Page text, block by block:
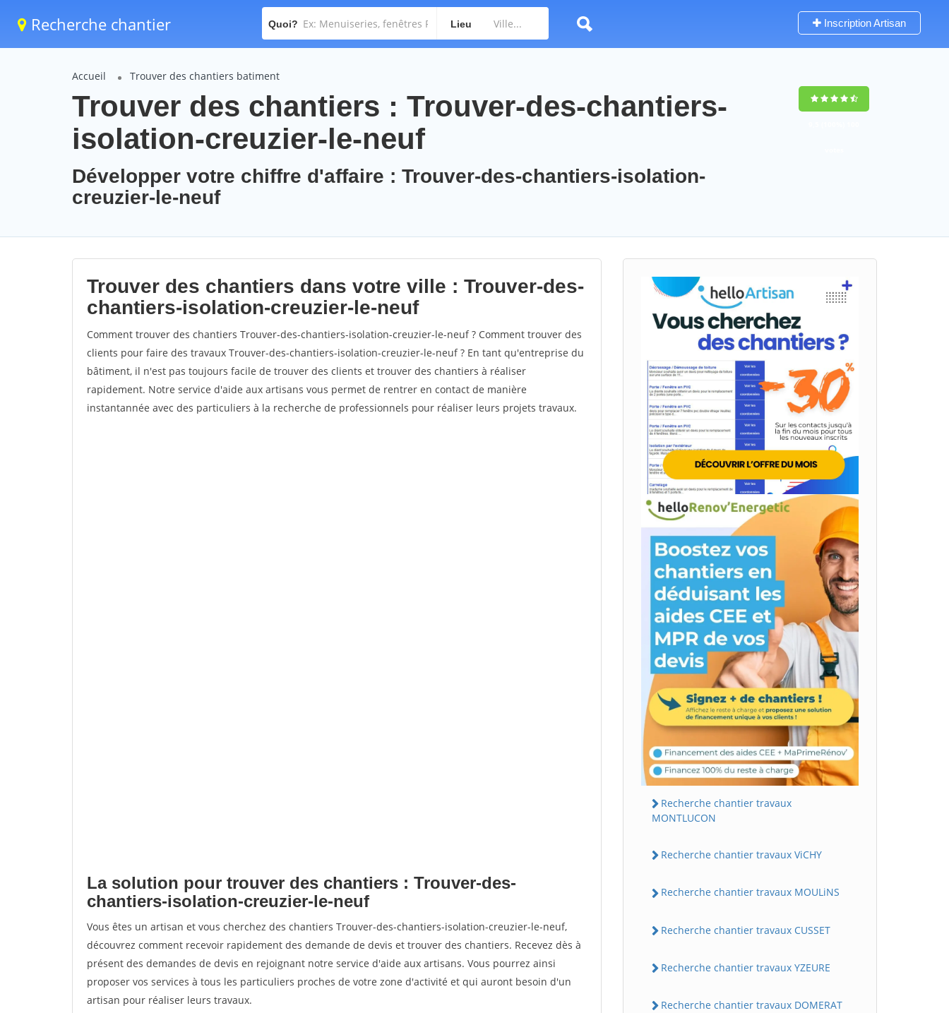
Recherche chantier Quoi? Lieu Inscription Artisan
Accueil Trouver des chantiers batiment
Trouver des chantiers : Trouver-des-chantiers-
isolation-creuzier-le-neuf
Développer votre chiffre d'affaire : Trouver-des-chantiers-isolation-
creuzier-le-neuf
Trouver des chantiers dans votre ville : Trouver-des-
chantiers-isolation-creuzier-le-neuf
Comment trouver des chantiers Trouver-des-chantiers-isolation-creuzier-le-neuf ? Comment trouver des
clients pour faire des travaux Trouver-des-chantiers-isolation-creuzier-le-neuf ? En tant qu'entreprise du
bâtiment, il n'est pas toujours facile de trouver des clients et trouver des chantiers à réaliser
rapidement. Notre service d'aide aux artisans vous permet de rentrer en contact de manière
instantannée avec des particuliers à la recherche de professionnels pour réaliser leurs projets travaux.
La solution pour trouver des chantiers : Trouver-des-
chantiers-isolation-creuzier-le-neuf
Vous êtes un artisan et vous cherchez des chantiers Trouver-des-chantiers-isolation-creuzier-le-neuf,
découvrez comment recevoir rapidement des demande de devis et trouver des chantiers. Recevez dès à
présent des demandes de devis en rejoignant notre service d'aide aux artisans. Vous pourrez ainsi
proposer vos services à tous les particuliers proches de votre zone d'activité et qui auront besoin d'un
artisan pour réaliser leurs travaux.
Recherche chantier travaux
MONTLUCON
Recherche chantier travaux ViCHY
Recherche chantier travaux MOULiNS
Recherche chantier travaux CUSSET
Recherche chantier travaux YZEURE
Recherche chantier travaux DOMERAT